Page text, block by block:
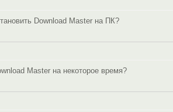
Download Master на ПК?
Master на некоторое время?